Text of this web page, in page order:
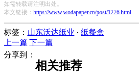
如需转载请注明出处。
本文链接： https://www.wodapaper.cn/post/1276.html
标签： 山东沃达纸业 · 纸餐盒
上一篇 下一篇
分享到：
相关推荐